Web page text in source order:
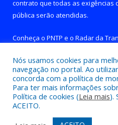
contrato que todas as exigências
pública serão atendidas.
Conheça o PNTP e o Radar da
Todos os direitos reservados a
Nós usamos cookies para
navegação no portal. Ao
concorda com a política de
Para ter mais informações
Política de cookies (Leia mais).
ACEITO.